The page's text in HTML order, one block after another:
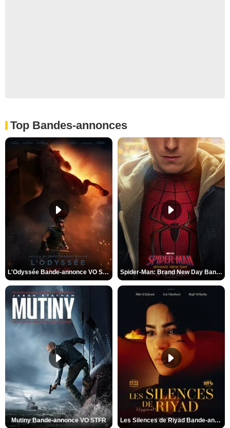
Top Bandes-annonces
L'Odyssée Bande-annonce VO STFR Spider-Man: Brand New Day Bande-annonce VO STFR
Mutiny Bande-annonce VO STFR Les Silences de Riyad Bande-annonce VO STFR